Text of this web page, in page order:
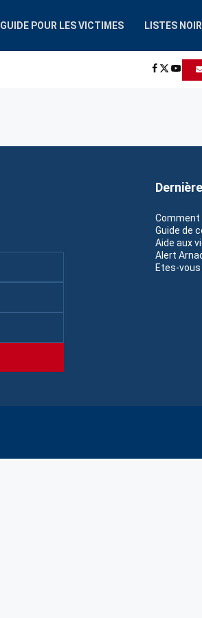
GUIDE POUR LES VICTIMES LISTES
ALPHAAIROBOT.COMA ÉTÉ
Comment
Guide de
Aide aux
Alert
Etes-vous